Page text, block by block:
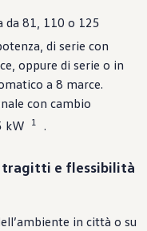
da 81, 110 o 125
di serie con
oppure di serie o in
a 8 marce.
con cambio
kW
1 .
tragitti e flessibilità
in città o su